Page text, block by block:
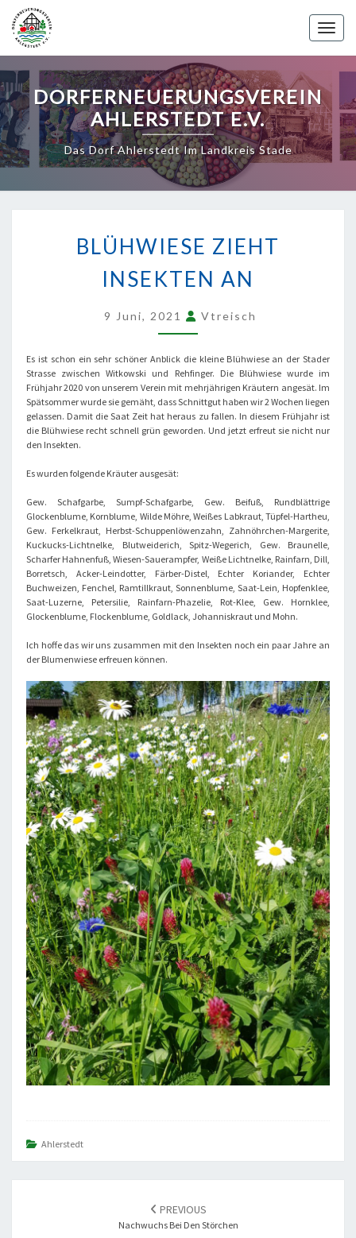
content
DORFERNEUERUNGSVEREIN
AHLERSTEDT E.V.
Das Dorf Ahlerstedt Im Landkreis Stade
INSEKTEN
BLÜHWIESE ZIEHT
INSEKTEN AN
9 Juni, 2021 Vtreisch
Es ist schon ein sehr schöner Anblick die kleine Blühwiese an der Stader
Strasse zwischen Witkowski und Rehfinger. Die Blühwiese wurde im
Frühjahr 2020 von unserem Verein mit mehrjährigen Kräutern angesät. Im
Spätsommer wurde sie gemäht, dass Schnittgut haben wir 2 Wochen liegen
gelassen. Damit die Saat Zeit hat heraus zu fallen. In diesem Frühjahr ist
die Blühwiese recht schnell grün geworden. Und jetzt erfreut sie nicht nur
den Insekten.
Es wurden folgende Kräuter ausgesät:
Gew. Schafgarbe, Sumpf-Schafgarbe, Gew. Beifuß, Rundblättrige
Glockenblume, Kornblume, Wilde Möhre, Weißes Labkraut, Tüpfel-Hartheu,
Gew. Ferkelkraut, Herbst-Schuppenlöwenzahn, Zahnöhrchen-Margerite,
Kuckucks-Lichtnelke, Blutweiderich, Spitz-Wegerich, Gew. Braunelle,
Scharfer Hahnenfuß, Wiesen-Sauerampfer, Weiße Lichtnelke, Rainfarn, Dill,
Borretsch, Acker-Leindotter, Färber-Distel, Echter Koriander, Echter
Buchweizen, Fenchel, Ramtillkraut, Sonnenblume, Saat-Lein, Hopfenklee,
Saat-Luzerne, Petersilie, Rainfarn-Phazelie, Rot-Klee, Gew. Hornklee,
Glockenblume, Flockenblume, Goldlack, Johanniskraut und Mohn.
Ich hoffe das wir uns zusammen mit den Insekten noch ein paar Jahre an
der Blumenwiese erfreuen können.
Ahlerstedt
PREVIOUS
Nachwuchs Bei Den Störchen